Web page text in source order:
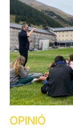
OPINIÓ